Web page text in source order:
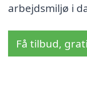
arbejdsmiljø i
Få tilbud,